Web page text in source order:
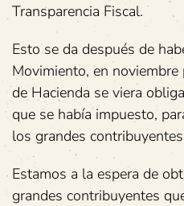
Transparencia Fiscal.
Esto se da después de
Movimiento, en
de Hacienda se viera
que se había impuesto,
los grandes
Estamos a la espera de
grandes contribuyentes